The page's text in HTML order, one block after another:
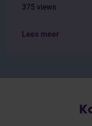
375 views
Lees meer